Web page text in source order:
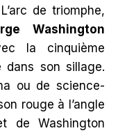
de triomphe,
Washington
la cinquième
dans son sillage.
ou de science-
rouge à l’angle
de Washington